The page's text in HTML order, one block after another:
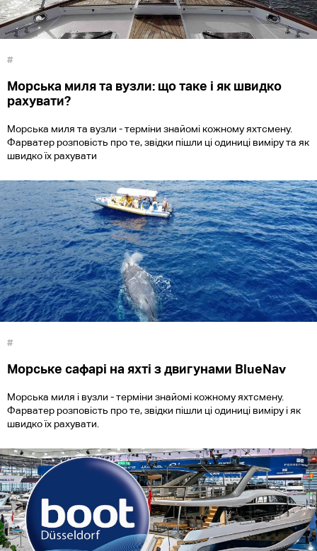
#
Морська миля та вузли: що таке і як швидко
рахувати?
Морська миля та вузли - терміни знайомі кожному яхтсмену.
Фарватер розповість про те, звідки пішли ці одиниці виміру та як
швидко їх рахувати
#
Морське сафарі на яхті з двигунами BlueNav
Морська миля і вузли - терміни знайомі кожному яхтсмену.
Фарватер розповість про те, звідки пішли ці одиниці виміру і як
швидко їх рахувати.